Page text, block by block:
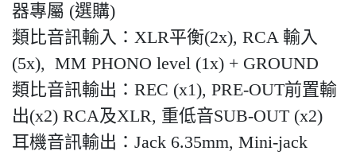
器專屬 (選購)
類比音訊輸入：XLR平衡(2x), RCA 輸入
(5x), MM PHONO level (1x) + GROUND
類比音訊輸出：REC (x1), PRE-OUT前置輸
出(x2) RCA及XLR, 重低音SUB-OUT (x2)
耳機音訊輸出：Jack 6.35mm, Mini-jack